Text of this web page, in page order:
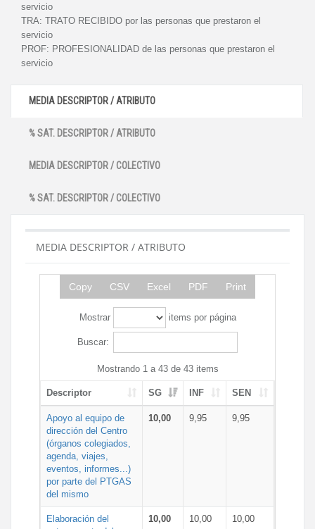
servicio
TRA: TRATO RECIBIDO por las personas que prestaron el
servicio
PROF: PROFESIONALIDAD de las personas que prestaron el
servicio
MEDIA DESCRIPTOR / ATRIBUTO
% SAT. DESCRIPTOR / ATRIBUTO
MEDIA DESCRIPTOR / COLECTIVO
% SAT. DESCRIPTOR / COLECTIVO
MEDIA DESCRIPTOR / ATRIBUTO
Copy CSV Excel PDF Print
Mostrar items por página
Buscar:
Mostrando 1 a 43 de 43 items
Descriptor SG INF SEN
Apoyo al equipo de
dirección del Centro
(órganos colegiados,
agenda, viajes,
eventos, informes...)
por parte del PTGAS
del mismo
10,00 9,95 9,95
Elaboración del
10,00 10,00 10,00